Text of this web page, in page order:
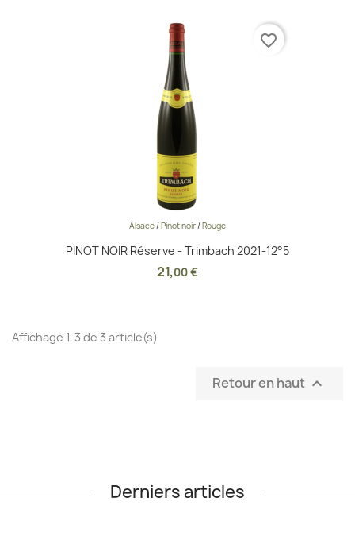
Alsace /Pinot noir /Rouge
PINOT NOIR Réserve - Trimbach 2021-12°5
21,00 €
favorite_border
Affichage 1-3 de 3 article(s)
Retour en haut 
Derniers articles